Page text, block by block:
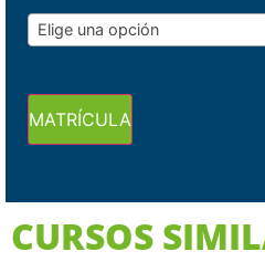
Elige una opción
MATRÍCULA
CURSOS